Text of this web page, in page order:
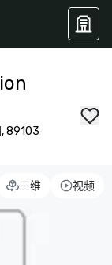
89103
三维 视频